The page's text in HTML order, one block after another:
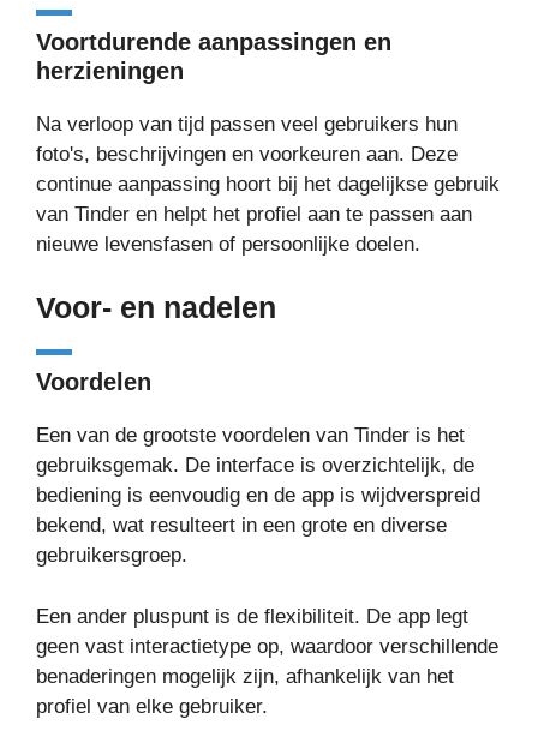
Voortdurende aanpassingen en
herzieningen
Na verloop van tijd passen veel gebruikers hun
foto's, beschrijvingen en voorkeuren aan. Deze
continue aanpassing hoort bij het dagelijkse gebruik
van Tinder en helpt het profiel aan te passen aan
nieuwe levensfasen of persoonlijke doelen.
Voor- en nadelen
Voordelen
Een van de grootste voordelen van Tinder is het
gebruiksgemak. De interface is overzichtelijk, de
bediening is eenvoudig en de app is wijdverspreid
bekend, wat resulteert in een grote en diverse
gebruikersgroep.
Een ander pluspunt is de flexibiliteit. De app legt
geen vast interactietype op, waardoor verschillende
benaderingen mogelijk zijn, afhankelijk van het
profiel van elke gebruiker.